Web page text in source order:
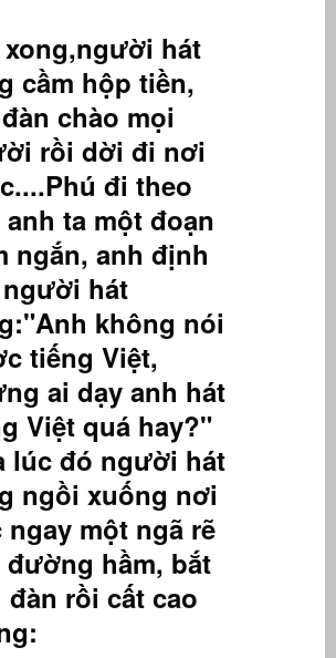
xong,người hát
cầm hộp tiền,
chào mọi
rồi dời đi nơi
đi theo
anh ta một đoạn
ngắn, anh định
hát
không nói
tiếng Việt,
ai dạy anh hát
Việt quá hay?"
lúc đó người hát
ngồi xuống nơi
ngay một ngã rẽ
đường hầm, bắt
đàn rồi cất cao